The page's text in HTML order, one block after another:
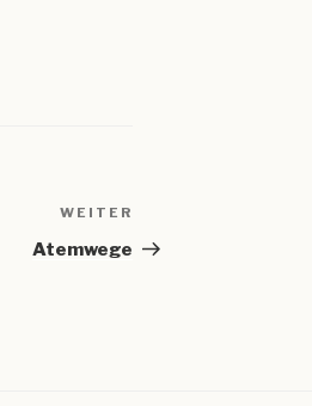
Beitrag
WEITER
Atemwege